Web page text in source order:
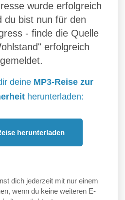
wurde erfolgreich
du bist nun für den
- finde die Quelle
erfolgreich
deine MP3-Reise zur
herunterladen:
herunterladen
dich jederzeit mit nur einem
wenn du keine weiteren E-